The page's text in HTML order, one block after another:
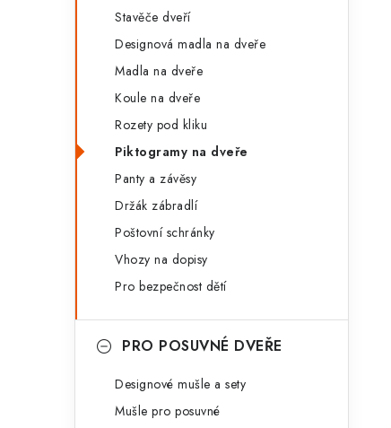
Stavěče dveří
Designová madla na dveře
Madla na dveře
Koule na dveře
Rozety pod kliku
Piktogramy na dveře
Panty a závěsy
Držák zábradlí
Poštovní schránky
Vhozy na dopisy
Pro bezpečnost dětí
PRO POSUVNÉ DVEŘE
Designové mušle a sety
Mušle pro posuvné